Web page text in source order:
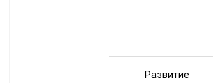
Развитие